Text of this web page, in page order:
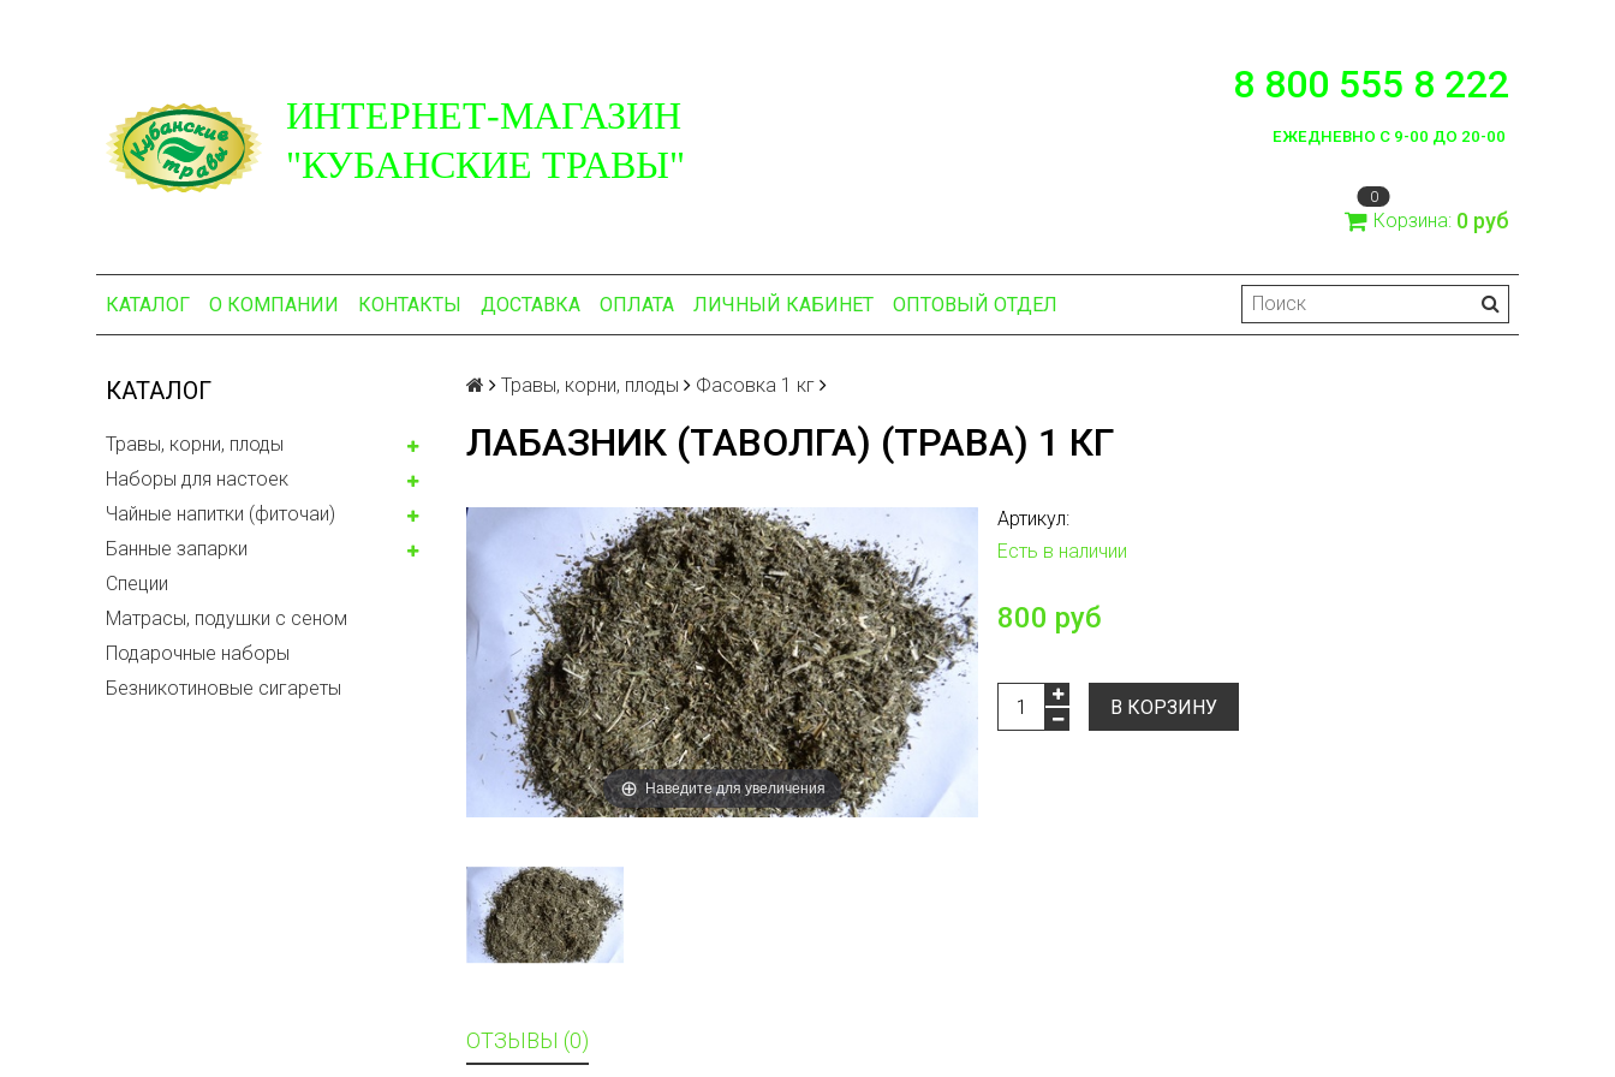
ИНТЕРНЕТ-МАГАЗИН
"КУБАНСКИЕ ТРАВЫ"
8 800 555 8 222
ЕЖЕДНЕВНО С 9-00 ДО 20-00
0
Корзина: 0 руб
КАТАЛОГ О КОМПАНИИ КОНТАКТЫ ДОСТАВКА ОПЛАТА ЛИЧНЫЙ КАБИНЕТ ОПТОВЫЙ ОТДЕЛ
КАТАЛОГ
Травы, корни, плоды
Наборы для настоек
Чайные напитки (фиточаи)
Банные запарки
Специи
Матрасы, подушки с сеном
Подарочные наборы
Безникотиновые сигареты
Травы, корни, плоды Фасовка 1 кг
ЛАБАЗНИК (ТАВОЛГА) (ТРАВА) 1 КГ
Наведите для увеличения
Артикул:
Есть в наличии
800 руб
В КОРЗИНУ
ОТЗЫВЫ (0)